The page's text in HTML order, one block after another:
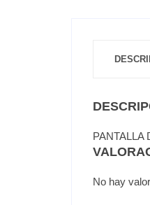
PANTALLA
No hay